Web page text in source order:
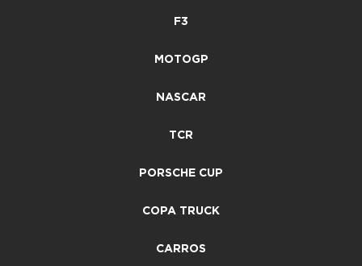
F3
MOTOGP
NASCAR
TCR
PORSCHE CUP
COPA TRUCK
CARROS